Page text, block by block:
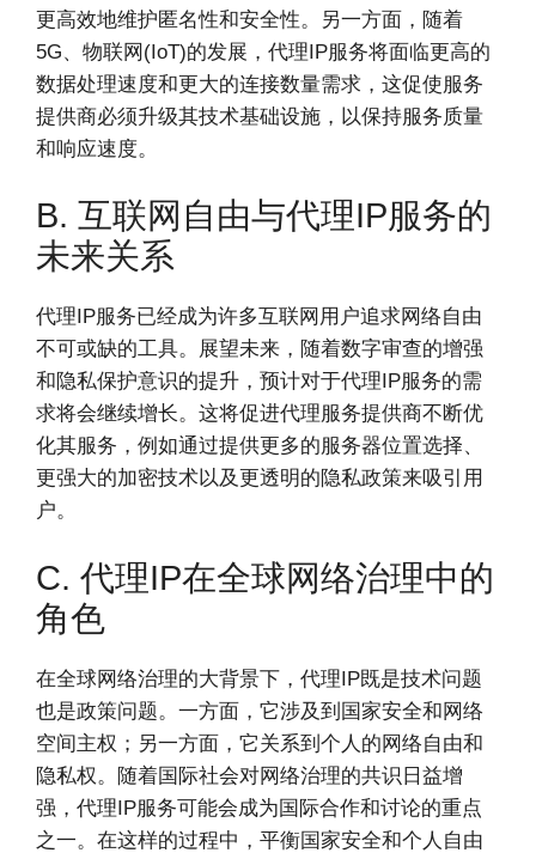
更高效地维护匿名性和安全性。另一方面，随着
5G、物联网(IoT)的发展，代理IP服务将面临更高的
数据处理速度和更大的连接数量需求，这促使服务
提供商必须升级其技术基础设施，以保持服务质量
和响应速度。
B. 互联网自由与代理IP服务的
未来关系
代理IP服务已经成为许多互联网用户追求网络自由
不可或缺的工具。展望未来，随着数字审查的增强
和隐私保护意识的提升，预计对于代理IP服务的需
求将会继续增长。这将促进代理服务提供商不断优
化其服务，例如通过提供更多的服务器位置选择、
更强大的加密技术以及更透明的隐私政策来吸引用
户。
C. 代理IP在全球网络治理中的
角色
在全球网络治理的大背景下，代理IP既是技术问题
也是政策问题。一方面，它涉及到国家安全和网络
空间主权；另一方面，它关系到个人的网络自由和
隐私权。随着国际社会对网络治理的共识日益增
强，代理IP服务可能会成为国际合作和讨论的重点
之一。在这样的过程中，平衡国家安全和个人自由